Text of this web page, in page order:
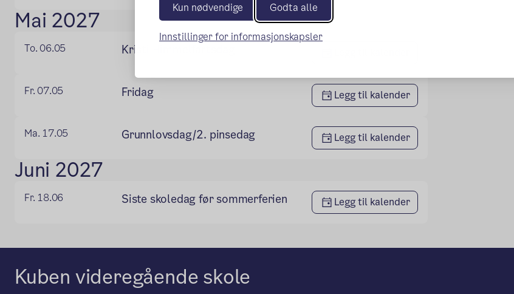
Kun nødvendige Godta alle
Innstillinger for informasjonskapsler
Mai 2027
To. 06.05 Kristi Himmelfartsdag
Fr. 07.05 Fridag Legg til kalender
Ma. 17.05 Grunnlovsdag/2. pinsedag Legg til kalender
Juni 2027
Fr. 18.06 Siste skoledag før sommerferien Legg til kalender
Kuben videregående skole